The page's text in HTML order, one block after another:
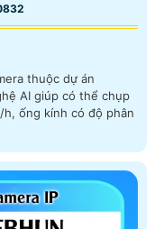
thuộc dự án
AI giúp có thể chụp
ống kính có độ phân